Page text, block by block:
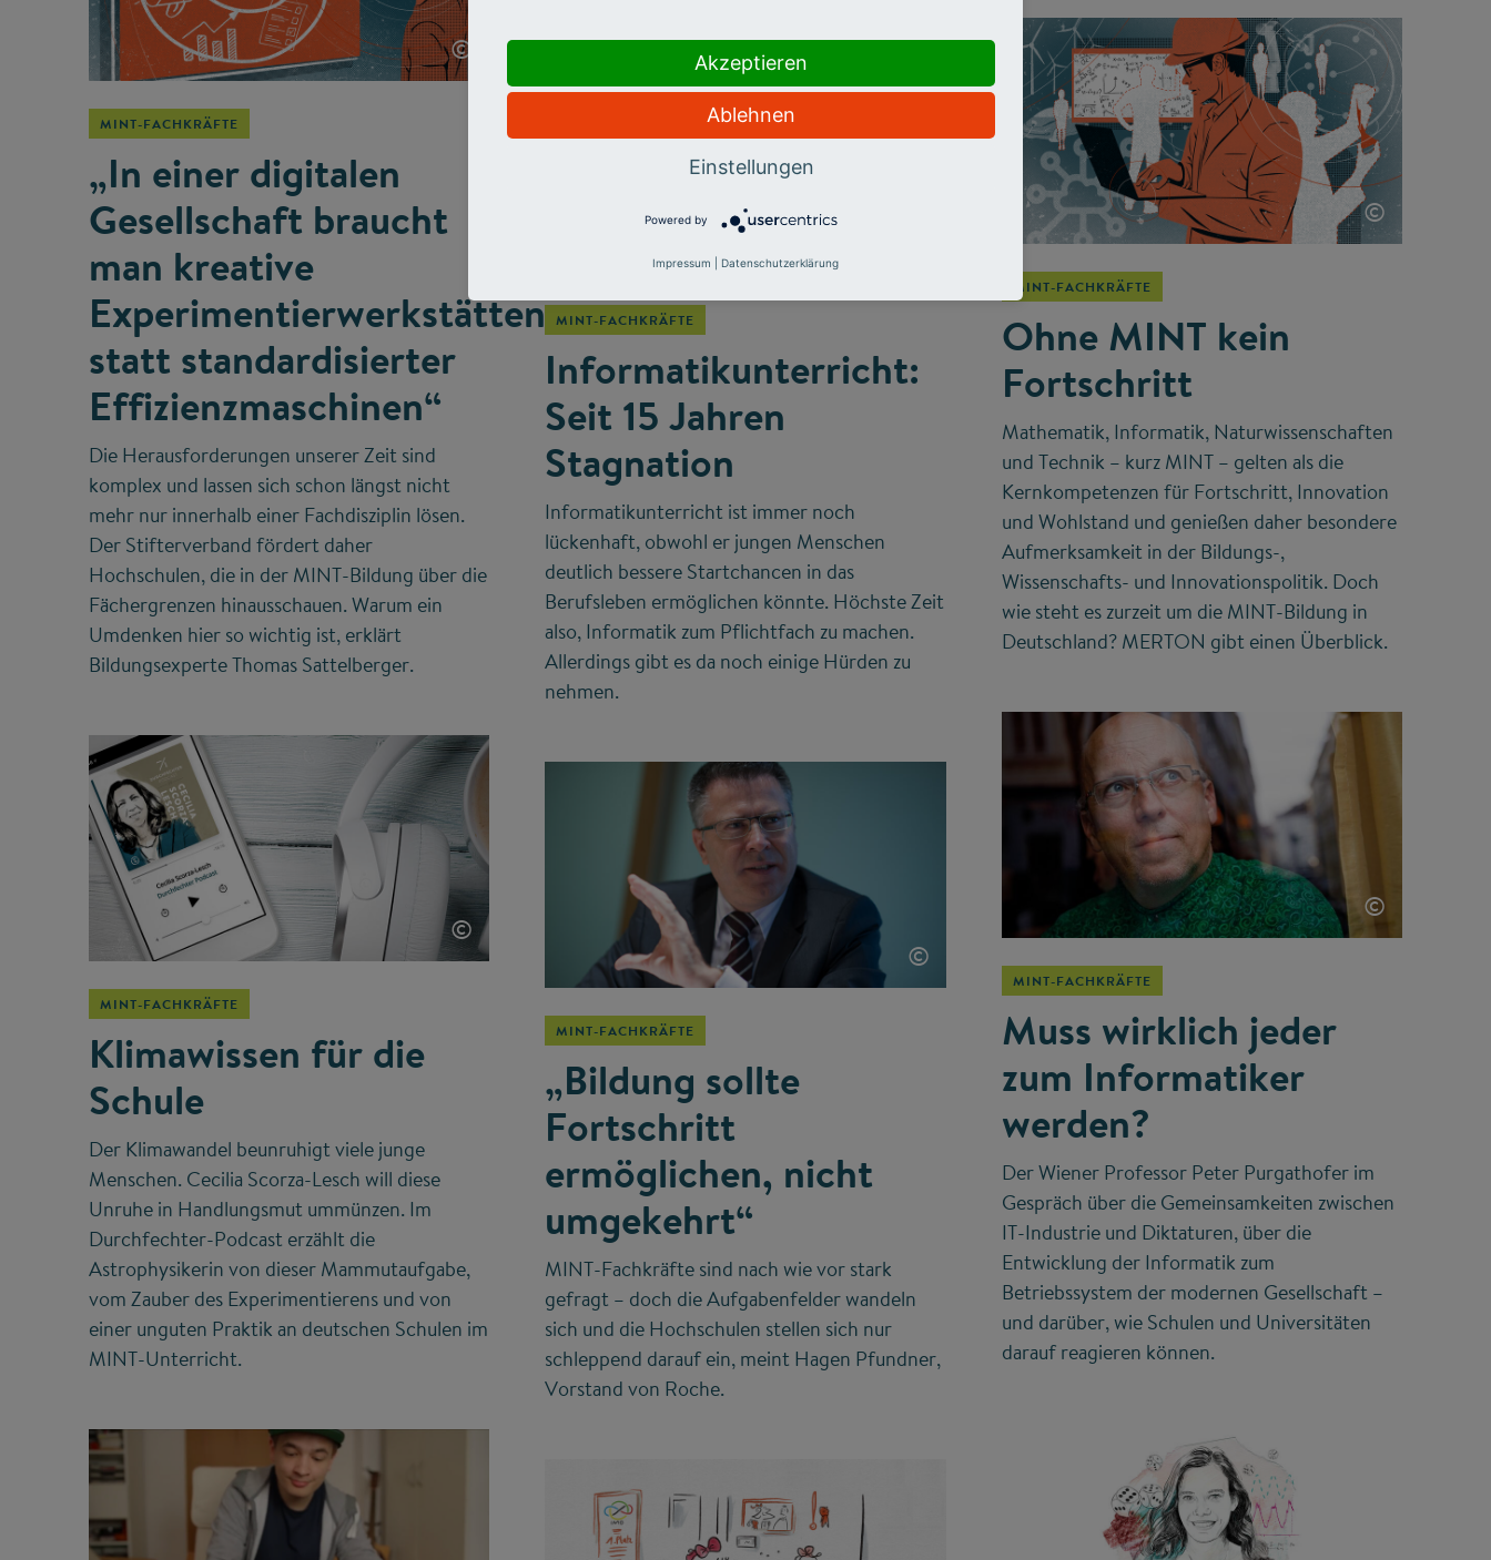
©
MINT-FACHKRÄFTE
„In einer digitalen
Gesellschaft braucht
man kreative
Experimentierwerkstätten
statt standardisierter
Effizienzmaschinen“
Die Herausforderungen unserer Zeit sind
komplex und lassen sich schon längst nicht
mehr nur innerhalb einer Fachdisziplin lösen.
Der Stifterverband fördert daher
Hochschulen, die in der MINT-Bildung über die
Fächergrenzen hinausschauen. Warum ein
Umdenken hier so wichtig ist, erklärt
Bildungsexperte Thomas Sattelberger.
MINT-FACHKRÄFTE
Informatikunterricht:
Seit 15 Jahren
Stagnation
Informatikunterricht ist immer noch
lückenhaft, obwohl er jungen Menschen
deutlich bessere Startchancen in das
Berufsleben ermöglichen könnte. Höchste Zeit
also, Informatik zum Pflichtfach zu machen.
Allerdings gibt es da noch einige Hürden zu
nehmen.
©
MINT-FACHKRÄFTE
Ohne MINT kein
Fortschritt
Mathematik, Informatik, Naturwissenschaften
und Technik – kurz MINT – gelten als die
Kernkompetenzen für Fortschritt, Innovation
und Wohlstand und genießen daher besondere
Aufmerksamkeit in der Bildungs-,
Wissenschafts- und Innovationspolitik. Doch
wie steht es zurzeit um die MINT-Bildung in
Deutschland? MERTON gibt einen Überblick.
©
MINT-FACHKRÄFTE
Klimawissen für die
Schule
Der Klimawandel beunruhigt viele junge
Menschen. Cecilia Scorza-Lesch will diese
Unruhe in Handlungsmut ummünzen. Im
Durchfechter-Podcast erzählt die
Astrophysikerin von dieser Mammutaufgabe,
vom Zauber des Experimentierens und von
einer unguten Praktik an deutschen Schulen im
MINT-Unterricht.
©
MINT-FACHKRÄFTE
„Bildung sollte
Fortschritt
ermöglichen, nicht
umgekehrt“
MINT-Fachkräfte sind nach wie vor stark
gefragt – doch die Aufgabenfelder wandeln
sich und die Hochschulen stellen sich nur
schleppend darauf ein, meint Hagen Pfundner,
Vorstand von Roche.
©
MINT-FACHKRÄFTE
Muss wirklich jeder
zum Informatiker
werden?
Der Wiener Professor Peter Purgathofer im
Gespräch über die Gemeinsamkeiten zwischen
IT-Industrie und Diktaturen, über die
Entwicklung der Informatik zum
Betriebssystem der modernen Gesellschaft –
und darüber, wie Schulen und Universitäten
darauf reagieren können.
Akzeptieren
Ablehnen
Einstellungen
Powered by
Impressum Datenschutzerklärung